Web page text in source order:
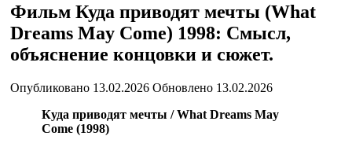
Фильм Куда приводят мечты (What
Dreams May Come) 1998: Смысл,
объяснение концовки и сюжет.
Опубликовано 13.02.2026 Обновлено 13.02.2026
Куда приводят мечты / What Dreams May
Come (1998)